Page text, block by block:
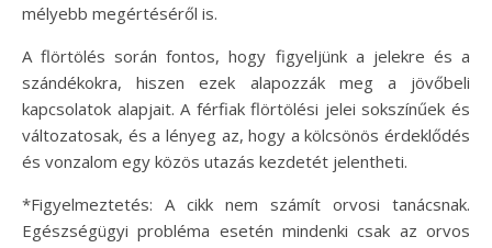
mélyebb megértéséről is.
A flörtölés során fontos, hogy figyeljünk a jelekre és a
szándékokra, hiszen ezek alapozzák meg a jövőbeli
kapcsolatok alapjait. A férfiak flörtölési jelei sokszínűek és
változatosak, és a lényeg az, hogy a kölcsönös érdeklődés
és vonzalom egy közös utazás kezdetét jelentheti.
*Figyelmeztetés: A cikk nem számít orvosi tanácsnak.
Egészségügyi probléma esetén mindenki csak az orvos